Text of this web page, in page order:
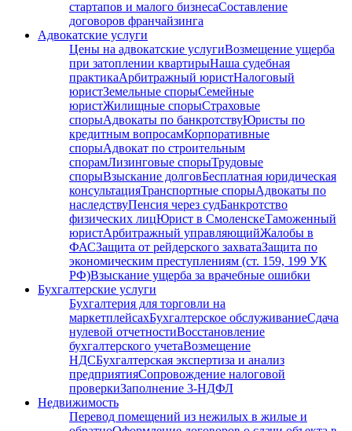
стартапов и малого бизнесаСоставление
договоров франчайзинга
Адвокатские услуги
Цены на адвокатские услугиВозмещение ущерба
при затоплении квартирыНаша судебная
практикаАрбитражный юристНалоговый
юристЗемельные спорыСемейные
юристЖилищные спорыСтраховые
спорыАдвокаты по банкротствуЮристы по
кредитным вопросамКорпоративные
спорыАдвокат по строительным
спорамЛизинговые спорыТрудовые
спорыВзыскание долговБесплатная юридическая
консультацияТранспортные спорыАдвокаты по
наследствуПенсия через судБанкротство
физических лицЮрист в СмоленскеТаможенный
юристАрбитражный управляющийЖалобы в
ФАСЗащита от рейдерского захватаЗащита по
экономическим преступлениям (ст. 159, 199 УК
РФ)Взыскание ущерба за врачебные ошибки
Бухгалтерские услуги
Бухгалтерия для торговли на
маркетплейсахБухгалтерское обслуживаниеСдача
нулевой отчетностиВосстановление
бухгалтерского учетаВозмещение
НДСБухгалтерская экспертиза и анализ
предприятияСопровождение налоговой
проверкиЗаполнение 3-НДФЛ
Недвижимость
Перевод помещений из нежилых в жилые и